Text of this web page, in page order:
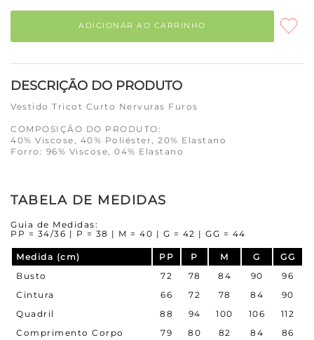
ADICIONAR AO CARRINHO
DESCRIÇÃO DO PRODUTO
Vestido Tricot Curto Nervuras Furos
COMPOSIÇÃO DO PRODUTO:
40% Viscose, 40% Poliéster, 20% Elastano
Forro: 96% Viscose, 04% Elastano
TABELA DE MEDIDAS
Guia de Medidas:
PP = 34/36 | P = 38 | M = 40 | G = 42 | GG = 44
Medida (cm) PP P M G
GG
Busto
72 78 84 90
96
Cintura
66 72 78 84
90
Quadril
88 94 100 106
112
Comprimento Corpo
79 80 82 84 86